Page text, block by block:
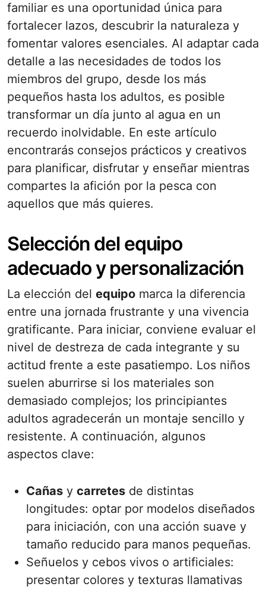
familiar es una oportunidad única para
fortalecer lazos, descubrir la naturaleza y
fomentar valores esenciales. Al adaptar cada
detalle a las necesidades de todos los
miembros del grupo, desde los más
pequeños hasta los adultos, es posible
transformar un día junto al agua en un
recuerdo inolvidable. En este artículo
encontrarás consejos prácticos y creativos
para planificar, disfrutar y enseñar mientras
compartes la afición por la pesca con
aquellos que más quieres.
Selección del equipo
adecuado y personalización
La elección del equipo marca la diferencia
entre una jornada frustrante y una vivencia
gratificante. Para iniciar, conviene evaluar el
nivel de destreza de cada integrante y su
actitud frente a este pasatiempo. Los niños
suelen aburrirse si los materiales son
demasiado complejos; los principiantes
adultos agradecerán un montaje sencillo y
resistente. A continuación, algunos
aspectos clave:
Cañas y carretes de distintas
longitudes: optar por modelos diseñados
para iniciación, con una acción suave y
tamaño reducido para manos pequeñas.
Señuelos y cebos vivos o artificiales:
presentar colores y texturas llamativas